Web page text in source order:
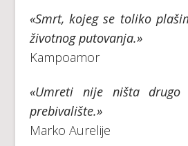
«Smrt, kojeg se toliko
životnog putovanja.»
Kampoamor
«Umreti nije ništa drugo
prebivalište.»
Marko Aurelije